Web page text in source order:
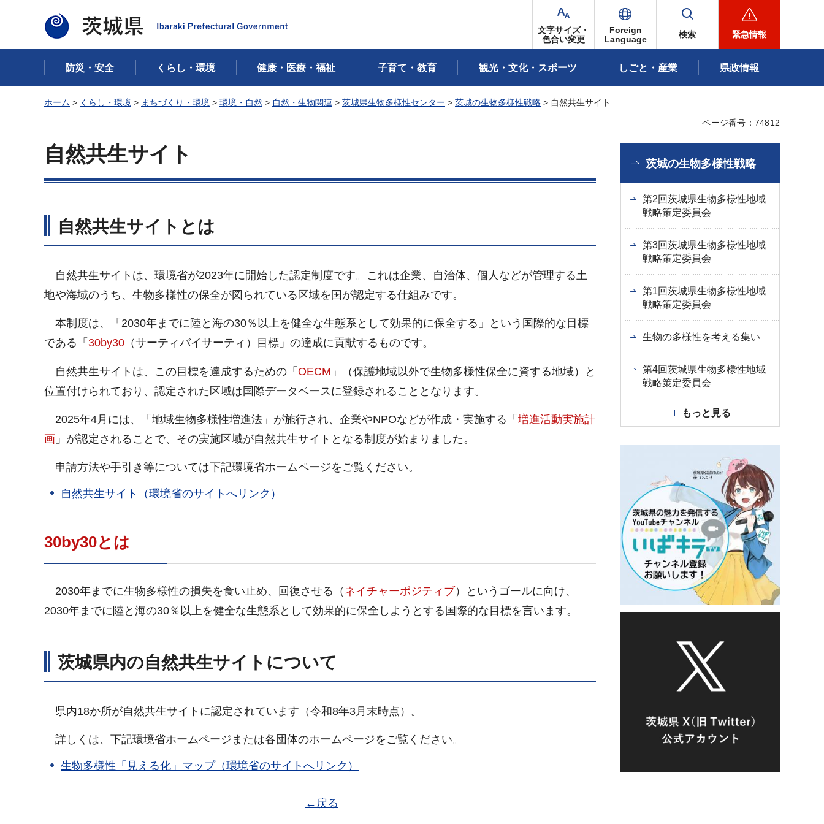
茨城県
文字サイズ・
色合い変更
Foreign
Language
検索 緊急情報
防災・安全 くらし・環境 健康・医療・福祉 子育て・教育 観光・文化・スポーツ しごと・産業 県政情報
ホーム > くらし・環境 > まちづくり・環境 > 環境・自然 > 自然・生物関連 > 茨城県生物多様性センター > 茨城の生物多様性戦略 > 自然共生サイト
ページ番号：74812
自然共生サイト
自然共生サイトとは
自然共生サイトは、環境省が2023年に開始した認定制度です。これは企業、自治体、個人などが管理する土
地や海域のうち、生物多様性の保全が図られている区域を国が認定する仕組みです。
本制度は、「2030年までに陸と海の30％以上を健全な生態系として効果的に保全する」という国際的な目標
である「 30by30 （サーティバイサーティ）目標」の達成に貢献するものです。
自然共生サイトは、この目標を達成するための「 OECM 」（保護地域以外で生物多様性保全に資する地域）と
位置付けられており、認定された区域は国際データベースに登録されることとなります。
2025年4月には、「地域生物多様性増進法」が施行され、企業やNPOなどが作成・実施する「 増進活動実施計
画 」が認定されることで、その実施区域が自然共生サイトとなる制度が始まりました。
申請方法や手引き等については下記環境省ホームページをご覧ください。
自然共生サイト（環境省のサイトへリンク）
30by30とは
2030年までに生物多様性の損失を食い止め、回復させる（ ネイチャーポジティブ）というゴールに向け、
2030年までに陸と海の30％以上を健全な生態系として効果的に保全しようとする国際的な目標を言います。
茨城県内の自然共生サイトについて
県内18か所が自然共生サイトに認定されています（令和8年3月末時点）。
詳しくは、下記環境省ホームページまたは各団体のホームページをご覧ください。
生物多様性「見える化」マップ（環境省のサイトへリンク）
←戻る
茨城の生物多様性戦略
第2回茨城県生物多様性地域
戦略策定委員会
第3回茨城県生物多様性地域
戦略策定委員会
第1回茨城県生物多様性地域
戦略策定委員会
生物の多様性を考える集い
第4回茨城県生物多様性地域
戦略策定委員会
もっと見る